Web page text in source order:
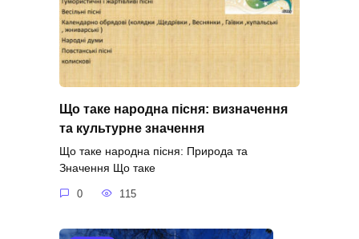
Що таке народна пісня: визначення
та культурне значення
Що таке народна пісня: Природа та
Значення Що таке
0 115